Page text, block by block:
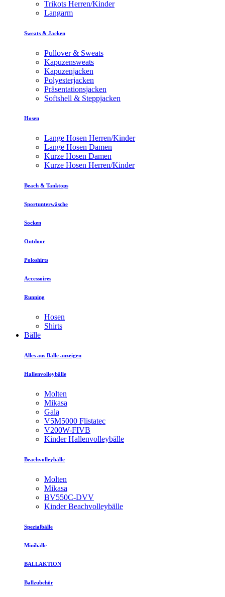
Trikots Herren/Kinder
Langarm
Sweats & Jacken
Pullover & Sweats
Kapuzensweats
Kapuzenjacken
Polyesterjacken
Präsentationsjacken
Softshell & Steppjacken
Hosen
Lange Hosen Herren/Kinder
Lange Hosen Damen
Kurze Hosen Damen
Kurze Hosen Herren/Kinder
Beach & Tanktops
Sportunterwäsche
Socken
Outdoor
Poloshirts
Accessoires
Running
Hosen
Shirts
Bälle
Alles aus Bälle anzeigen
Hallenvolleybälle
Molten
Mikasa
Gala
V5M5000 Flistatec
V200W-FIVB
Kinder Hallenvolleybälle
Beachvolleybälle
Molten
Mikasa
BV550C-DVV
Kinder Beachvolleybälle
Spezialbälle
Minibälle
BALLAKTION
Ballzubehör